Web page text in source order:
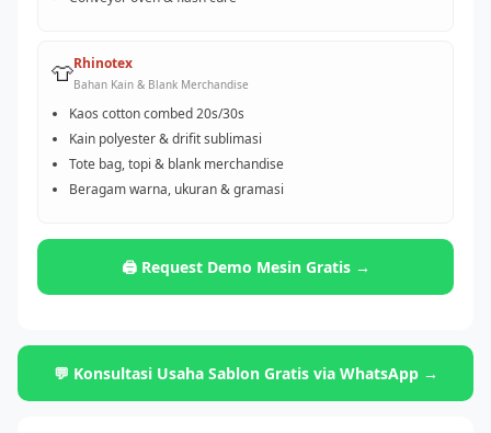
👕Rhinotex
Bahan Kain & Blank Merchandise
Kaos cotton combed 20s/30s
Kain polyester & drifit sublimasi
Tote bag, topi & blank merchandise
Beragam warna, ukuran & gramasi
🖨️ Request Demo Mesin Gratis →
💬 Konsultasi Usaha Sablon Gratis via WhatsApp →